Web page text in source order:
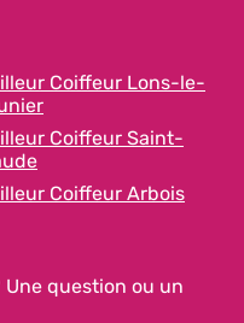
Coiffeur Lons-le-
Coiffeur Saint-
Coiffeur Arbois
question ou un